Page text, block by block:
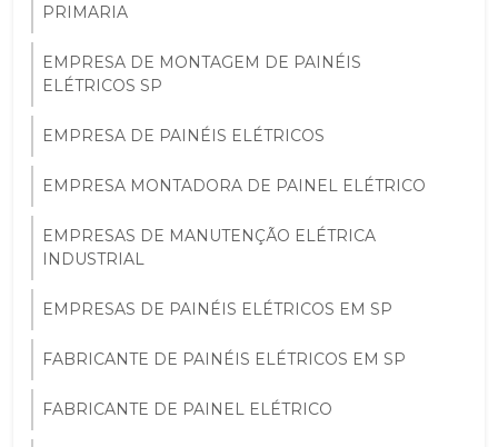
PRIMARIA
EMPRESA DE MONTAGEM DE PAINÉIS
ELÉTRICOS SP
EMPRESA DE PAINÉIS ELÉTRICOS
EMPRESA MONTADORA DE PAINEL ELÉTRICO
EMPRESAS DE MANUTENÇÃO ELÉTRICA
INDUSTRIAL
EMPRESAS DE PAINÉIS ELÉTRICOS EM SP
FABRICANTE DE PAINÉIS ELÉTRICOS EM SP
FABRICANTE DE PAINEL ELÉTRICO